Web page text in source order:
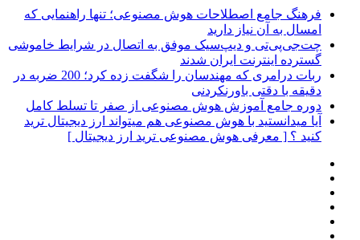
فرهنگ جامع اصطلاحات هوش مصنوعی؛ تنها راهنمایی که
امسال به آن نیاز دارید
چت‌جی‌پی‌تی و دیپ‌سیک موفق به اتصال در شرایط خاموشی
گسترده اینترنت ایران شدند
ربات درامری که مهندسان را شگفت زده کرد؛ 200 ضربه در
دقیقه با دقتی باورنکردنی
دوره جامع آموزش هوش مصنوعی از صفر تا تسلط کامل
آیا میدانستید با هوش مصنوعی هم میتواند ارز دیجیتال ترید
کنید ؟ [ معرفی هوش مصنوعی ترید ارز دیجیتال ]